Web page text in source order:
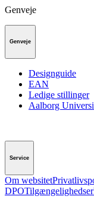
Genveje
Genveje
Designguide
EAN
Ledige stillinger
Aalborg
Service
Om websitet
DPO